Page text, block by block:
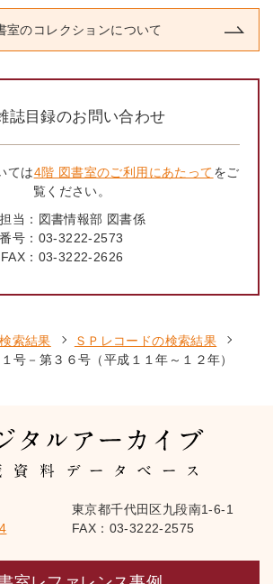
室のコレクションについて
誌目録のお問い合わせ
ては4階 図書室のご利用にあたってをご
覧ください。
担当： 図書情報部 図書係
号： 03-3222-2573
FAX： 03-3222-2626
索結果
ＳＰレコードの検索結果
号－第３６号（平成１１年～１２年）
東京都千代田区九段南1-6-1
FAX：03-3222-2575